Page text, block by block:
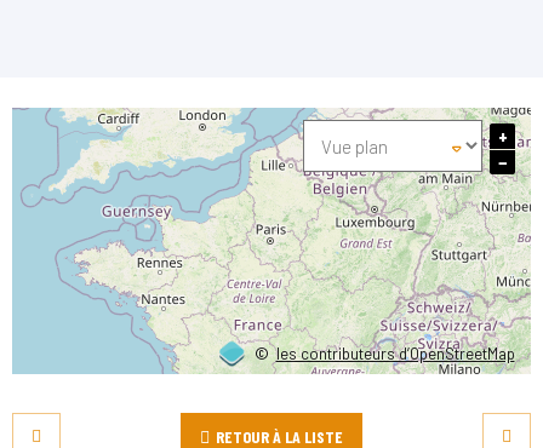
©les contributeurs d’OpenStreetMap
+
−
RETOUR À LA LISTE